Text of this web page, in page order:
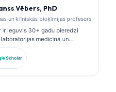
Vēbers, PhD
un klīniskās bioķīmijas profesors
ir ieguvis 30+ gadu pieredzi
medicīnā un
Bijušais Vācijas Klīniskās
viņš specializējas
biomarķieru
Scholar